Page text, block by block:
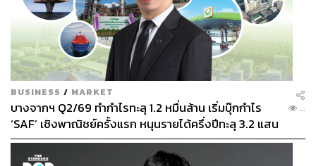
BUSINESS / MARKET
บางจากฯ Q2/69 ทำกำไรทะลุ 1.2 หมื่นล้าน เริ่มบุ๊กกำไร
‘SAF’ เชิงพาณิชย์ครั้งแรก หนุนรายได้ครึ่งปีทะลุ 3.2 แสน
ล้าน
...